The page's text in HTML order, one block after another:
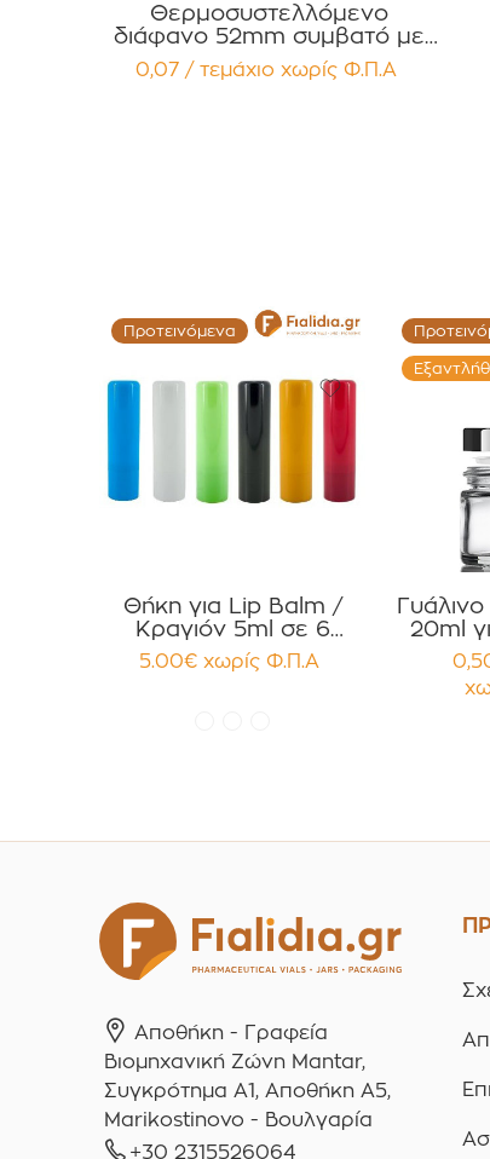
Θερμοσυστελλόμενο
διάφανο 52mm συμβατό με
φιαλίδια Χαπιών 400ml 750ml
για Χάπια , Βιταμίνες
0,07 / τεμάχιο χωρίς Φ.Π.Α
Προτεινόμενα
Θήκη για Lip Balm /
Κραγιόν 5ml σε 6
χρώματα Πακέτο 10τεμ.
5.00€ χωρίς Φ.Π.Α
20ml
Αποθήκη - Γραφεία
Βιομηχανική Ζώνη Mantar,
Συγκρότημα A1, Αποθήκη Α5,
Marikostinovo - Βουλγαρία
+30 2315526064